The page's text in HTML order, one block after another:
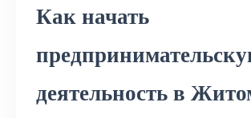
Как начать
деятельность в